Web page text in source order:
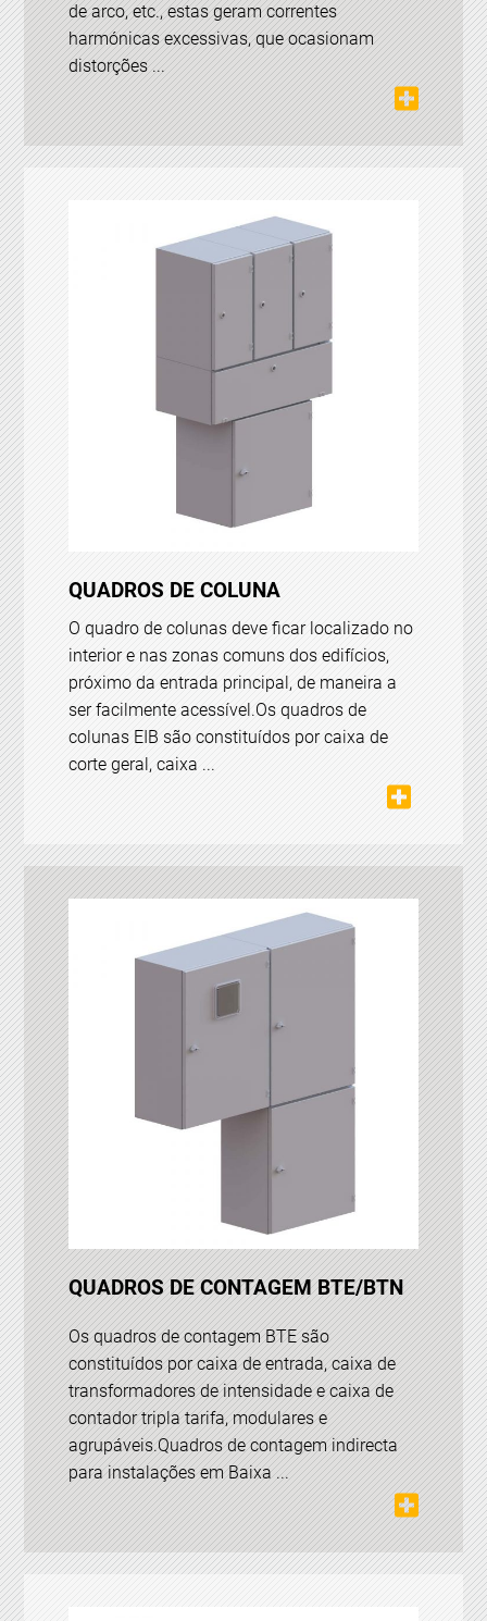
de arco, etc., estas geram correntes
harmónicas excessivas, que ocasionam
distorções ...
QUADROS DE COLUNA
O quadro de colunas deve ficar localizado no
interior e nas zonas comuns dos edifícios,
próximo da entrada principal, de maneira a
ser facilmente acessível.Os quadros de
colunas EIB são constituídos por caixa de
corte geral, caixa ...
QUADROS DE CONTAGEM BTE/BTN
Os quadros de contagem BTE são
constituídos por caixa de entrada, caixa de
transformadores de intensidade e caixa de
contador tripla tarifa, modulares e
agrupáveis.Quadros de contagem indirecta
para instalações em Baixa ...